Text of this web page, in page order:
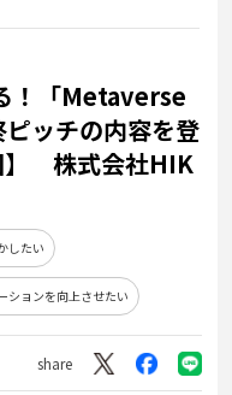
！「Metaverse
ッチの内容を登
】 株式会社HIK
したい
ションを向上させたい
share